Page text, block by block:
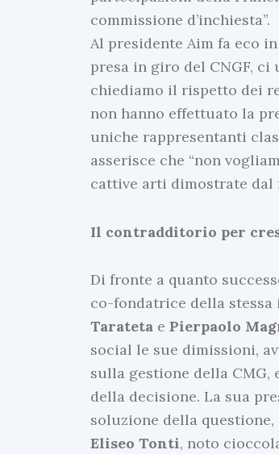
commissione d’inchiesta”.
Al presidente Aim fa eco
presa in giro del CNGF,
chiediamo il rispetto dei
non hanno effettuato la
uniche rappresentanti
asserisce che “non
cattive arti dimostrate dal
Il contradditorio per
Di fronte a quanto
co-fondatrice della stessa
Tarateta e Pierpaolo
social le sue dimissioni,
sulla gestione della CMG,
della decisione. La sua
soluzione della questione,
Eliseo Tonti, noto